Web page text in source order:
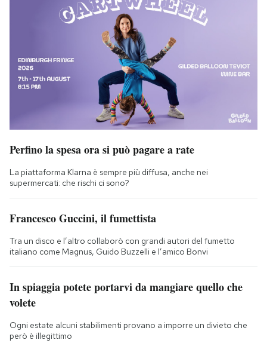
Perfino la spesa ora si può pagare a rate
La piattaforma Klarna è sempre più diffusa, anche nei
supermercati: che rischi ci sono?
Francesco Guccini, il fumettista
Tra un disco e l’altro collaborò con grandi autori del fumetto
italiano come Magnus, Guido Buzzelli e l’amico Bonvi
In spiaggia potete portarvi da mangiare quello che
volete
Ogni estate alcuni stabilimenti provano a imporre un divieto che
però è illegittimo